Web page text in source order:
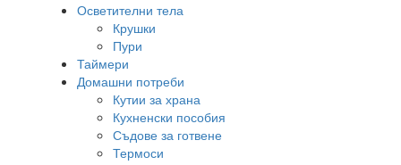
Осветителни тела
Крушки
Пури
Таймери
Домашни потреби
Кутии за храна
Кухненски пособия
Съдове за готвене
Термоси